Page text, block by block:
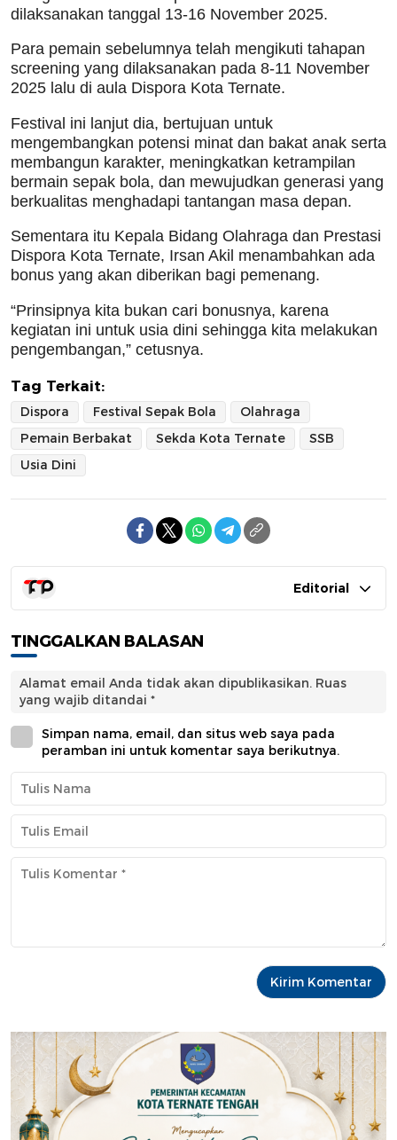
dilaksanakan tanggal 13-16 November 2025.
Para pemain sebelumnya telah mengikuti tahapan
screening yang dilaksanakan pada 8-11 November
2025 lalu di aula Dispora Kota Ternate.
Festival ini lanjut dia, bertujuan untuk
mengembangkan potensi minat dan bakat anak serta
membangun karakter, meningkatkan ketrampilan
bermain sepak bola, dan mewujudkan generasi yang
berkualitas menghadapi tantangan masa depan.
Sementara itu Kepala Bidang Olahraga dan Prestasi
Dispora Kota Ternate, Irsan Akil menambahkan ada
bonus yang akan diberikan bagi pemenang.
“Prinsipnya kita bukan cari bonusnya, karena
kegiatan ini untuk usia dini sehingga kita melakukan
pengembangan,” cetusnya.
Tag Terkait:
Dispora Festival Sepak Bola
Olahraga
Pemain Berbakat
Sekda Kota Ternate
SSB
Usia Dini
Editorial
TINGGALKAN BALASAN
Alamat email Anda tidak akan dipublikasikan. Ruas
yang wajib ditandai *
Simpan nama, email, dan situs web saya pada
peramban ini untuk komentar saya berikutnya.